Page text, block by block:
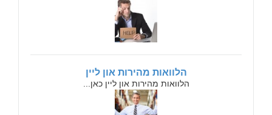
הלוואות מהירות און ליין
הלוואות מהירות און ליין כאן...